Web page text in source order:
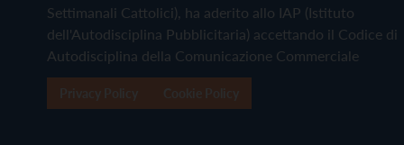
Settimanali Cattolici), ha aderito allo IAP (Istituto
dell'Autodisciplina Pubblicitaria) accettando il Codice di
Autodisciplina della Comunicazione Commerciale